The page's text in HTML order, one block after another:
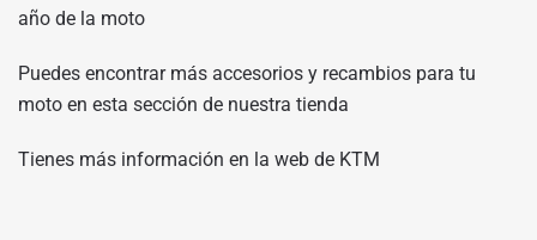
año de la moto
Puedes encontrar más accesorios y recambios para tu
moto en esta sección de nuestra tienda
Tienes más información en la web de KTM